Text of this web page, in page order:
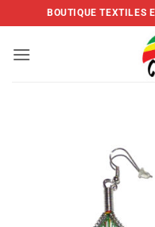
to
BOUTIQUE TEXTILES